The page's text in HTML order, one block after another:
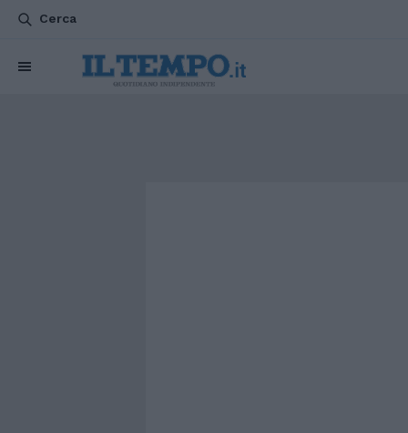
Cerca